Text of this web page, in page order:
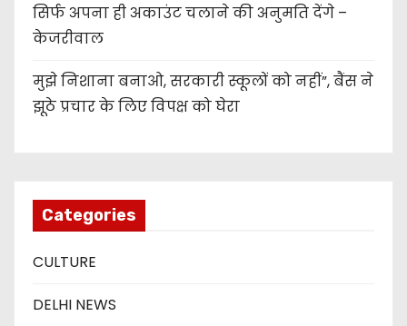
सिर्फ अपना ही अकाउंट चलाने की अनुमति देंगे –
केजरीवाल
मुझे निशाना बनाओ, सरकारी स्कूलों को नहीं”, बैंस ने
झूठे प्रचार के लिए विपक्ष को घेरा
Categories
CULTURE
DELHI NEWS